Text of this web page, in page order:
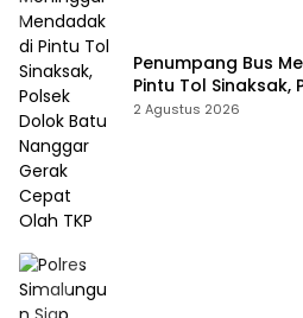
Penumpang Bus
Pintu Tol Sinaksak,
Nanggar Gerak
2 Agustus 2026